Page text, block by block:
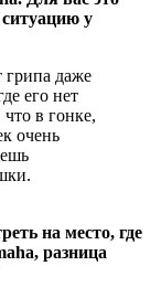
у
грипа даже
его нет
в гонке,
очень
на место, где
разница